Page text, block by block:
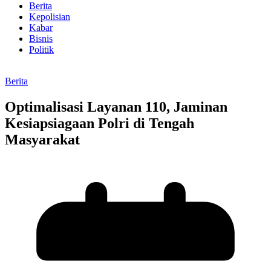
Berita
Kepolisian
Kabar
Bisnis
Politik
Berita
Optimalisasi Layanan 110, Jaminan
Kesiapsiagaan Polri di Tengah
Masyarakat